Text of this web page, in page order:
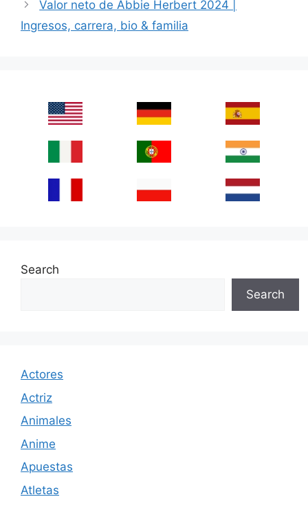
Valor neto de Abbie Herbert 2024 |
Ingresos, carrera, bio & familia
Search
Search
Actores
Actriz
Animales
Anime
Apuestas
Atletas